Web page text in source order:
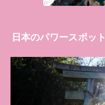
日本のパワースポット